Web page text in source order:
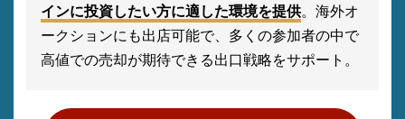
インに投資したい方に適した環境を提供。海外オ
ークションにも出店可能で、多くの参加者の中で
高値での売却が期待できる出口戦略をサポート。